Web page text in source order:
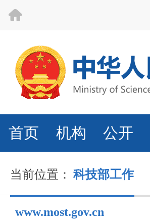
首页 机构 公开
当前位置： 科技部工作
www.most.gov.cn